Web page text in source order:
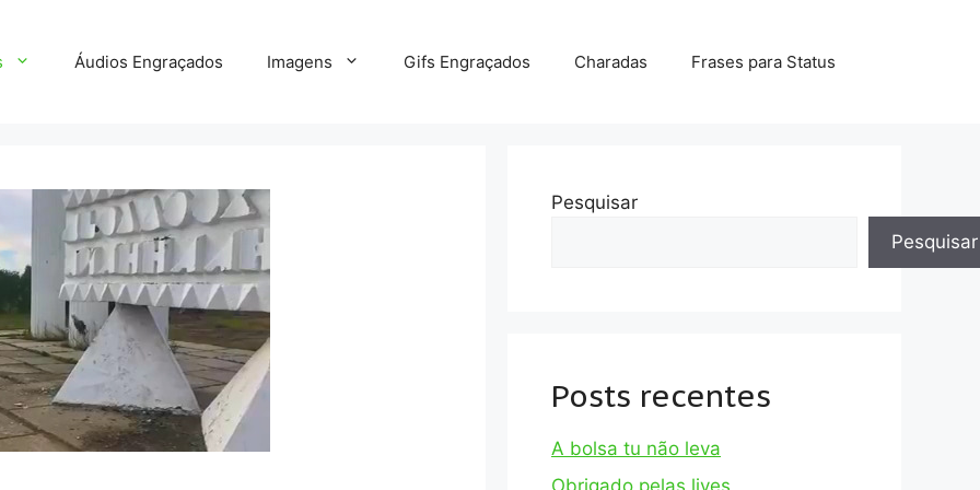
Áudios Engraçados Imagens Gifs Engraçados Charadas Frases para Status
Pesquisar
Pesquisar
Posts recentes
A bolsa tu não leva
Obrigado pelas lives